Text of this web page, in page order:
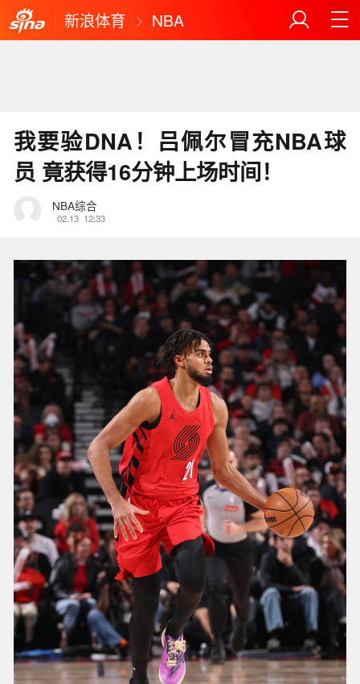
新浪体育 NBA
我要验DNA！吕佩尔冒充NBA球
员 竟获得16分钟上场时间！
NBA综合
02.13 12:33